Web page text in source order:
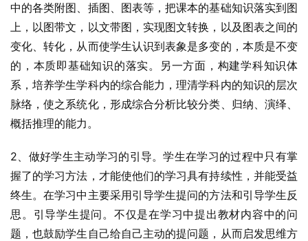
中的各类附图、插图、图表等，把课本的基础知识落实到图
上，以图带文，以文带图，实现图文转换，以及图表之间的
变化、转化，从而使学生认识到表象是多变的，本质是不变
的，本质即基础知识的落实。另一方面，构建学科知识体
系，培养学生学科内的综合能力，理清学科内的知识的层次
脉络，使之系统化，形成综合分析比较分类、归纳、演绎、
概括推理的能力。
2、做好学生主动学习的引导。学生在学习的过程中只有掌
握了的学习方法，才能使他们的学习具有持续性，并能受益
终生。在学习中主要采用引导学生提问的方法和引导学生反
思。引导学生提问。不仅是在学习中提出教材内容中的问
题，也鼓励学生自己给自己主动的提问题，从而启发思维方